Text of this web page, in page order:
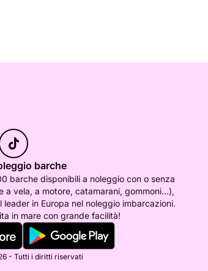
barche
barche disponibili a noleggio con o senza
a vela, a motore, catamarani, gommoni...),
leader in Europa nel noleggio imbarcazioni.
in mare con grande facilità!
- Tutti i diritti riservati